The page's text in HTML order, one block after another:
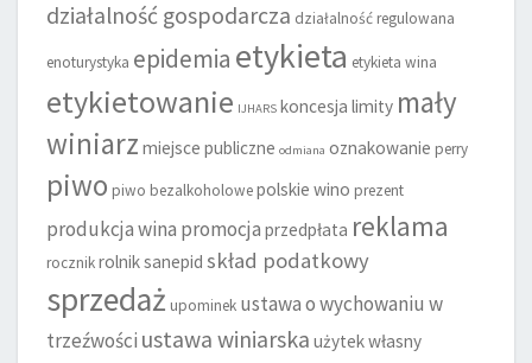
działalność gospodarcza działalność regulowana
enoturystyka epidemia etykieta etykieta wina
etykietowanie IJHARS koncesja limity mały
winiarz miejsce publiczne odmiana oznakowanie perry
piwo piwo bezalkoholowepolskie wino prezent
produkcja wina promocja przedpłata reklama
rocznikrolniksanepid skład podatkowy
sprzedaż upominek ustawa o wychowaniu w
trzeźwości ustawa winiarska użytek własny